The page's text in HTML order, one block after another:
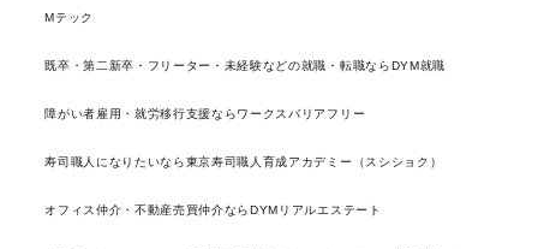
Mテック
既卒・第二新卒・フリーター・未経験などの就職・転職ならDYM就職
障がい者雇用・就労移行支援ならワークスバリアフリー
寿司職人になりたいなら東京寿司職人育成アカデミー（スシショク）
オフィス仲介・不動産売買仲介ならDYMリアルエステート